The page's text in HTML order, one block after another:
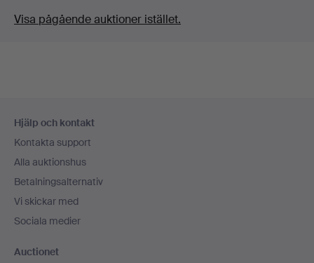
Visa pågående auktioner istället.
Hjälp och kontakt
Kontakta support
Alla auktionshus
Betalningsalternativ
Vi skickar med
Sociala medier
Auctionet